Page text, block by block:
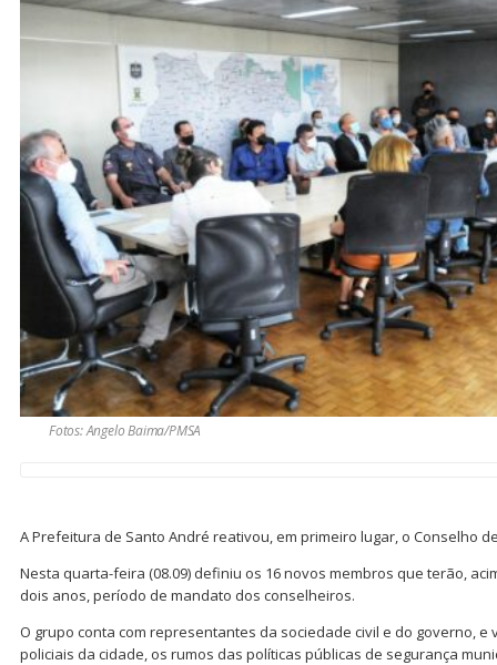
Fotos: Angelo Baima/PMSA
A Prefeitura de Santo André reativou, em primeiro lugar, o Conselho
Nesta quarta-feira (08.09) definiu os 16 novos membros que terão,
dois anos, período de mandato dos conselheiros.
O grupo conta com representantes da sociedade civil e do governo, e
policiais da cidade, os rumos das políticas públicas de segurança